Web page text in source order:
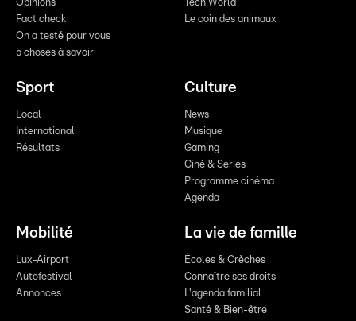
Opinions
Fact check
On a testé pour vous
5 choses à savoir
Tech World
Le coin des animaux
Sport
Local
International
Résultats
Culture
News
Musique
Gaming
Ciné & Series
Programme cinéma
Agenda
Mobilité
Lux-Airport
Autofestival
Annonces
La vie de famille
Écoles & Crèches
Connaître ses droits
L'agenda familial
Santé & Bien-être